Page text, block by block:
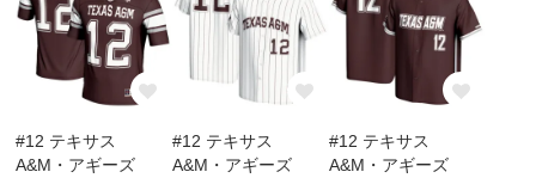
#12 テキサス
A&M・アギーズ
#12 テキサス
A&M・アギーズ
#12 テキサス
A&M・アギーズ